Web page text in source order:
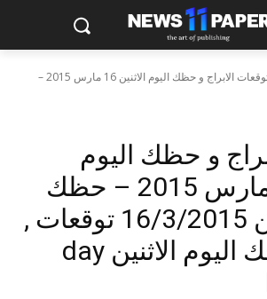
توقعات الابراج و حظك اليوم الاثنين 16 مارس 2015 –
و حظك اليوم
الاثنين 16 مارس 2015 – حظك
اليوم الاثنين 16/3/2015 توقعات ,
تنبؤات برجك اليوم الاثنين day